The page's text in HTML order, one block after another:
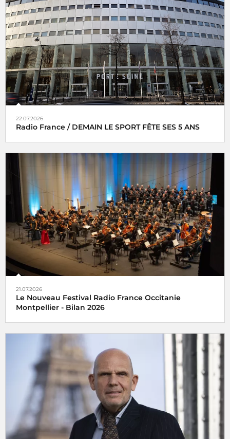
22.07.2026
Radio France / DEMAIN LE SPORT FÊTE SES 5 ANS
21.07.2026
Le Nouveau Festival Radio France Occitanie
Montpellier - Bilan 2026